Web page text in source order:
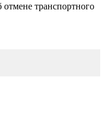
транспортного